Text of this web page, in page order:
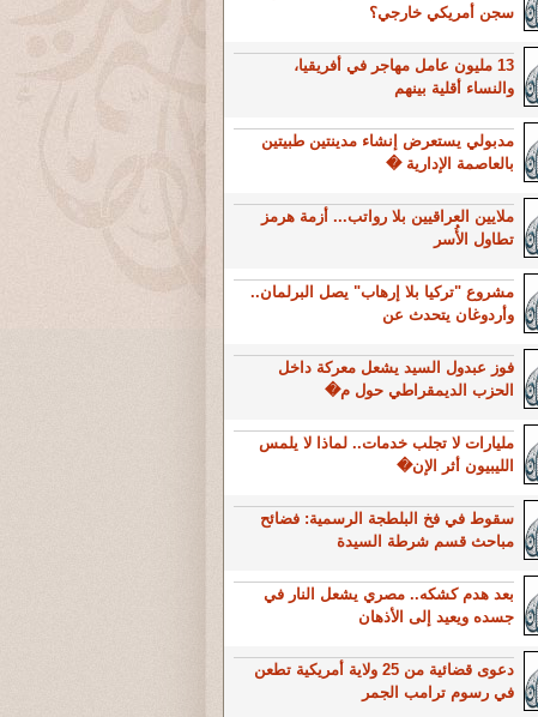
سجن أمريكي خارجي؟
13 مليون عامل مهاجر في أفريقيا،
والنساء أقلية بينهم
مدبولي يستعرض إنشاء مدينتين طبيتين
بالعاصمة الإدارية �
ملايين العراقيين بلا رواتب... أزمة هرمز
تطاول الأُسر
مشروع "تركيا بلا إرهاب" يصل البرلمان..
وأردوغان يتحدث عن
فوز عبدول السيد يشعل معركة داخل
الحزب الديمقراطي حول م�
مليارات لا تجلب خدمات.. لماذا لا يلمس
الليبيون أثر الإن�
سقوط في فخ البلطجة الرسمية: فضائح
مباحث قسم شرطة السيدة
بعد هدم كشكه.. مصري يشعل النار في
جسده ويعيد إلى الأذهان
دعوى قضائية من 25 ولاية أمريكية تطعن
في رسوم ترامب الجمر